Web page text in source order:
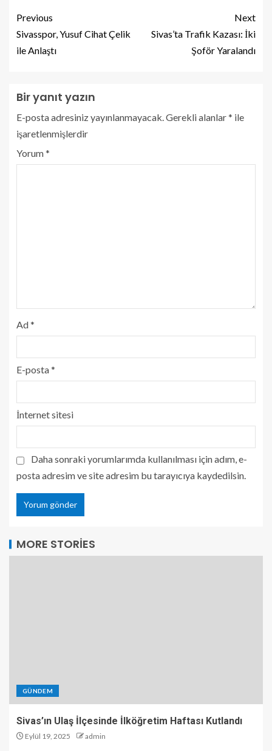
Previous
Sivasspor, Yusuf Cihat Çelik
ile Anlaştı
Next
Sivas’ta Trafik Kazası: İki
Şoför Yaralandı
Bir yanıt yazın
E-posta adresiniz yayınlanmayacak.Gerekli alanlar* ile
işaretlenmişlerdir
Yorum*
Ad*
E-posta*
İnternet sitesi
Daha sonraki yorumlarımda kullanılması için adım, e-
posta adresim ve site adresim bu tarayıcıya kaydedilsin.
MORE STORIES
GÜNDEM
Sivas’ın Ulaş İlçesinde İlköğretim Haftası Kutlandı
Eylül 19, 2025 admin